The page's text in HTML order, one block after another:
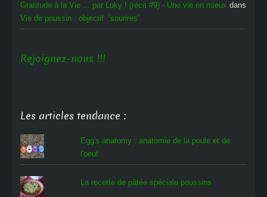
Gratitude à la Vie ... par Luky ! (récit #9) - Une vie en mieux dans
Vie de poussin : objectif ‘sourires’
Rejoignez-nous !!!
Les articles tendance :
Egg's anatomy : anatomie de la poule et de
l'oeuf
La recette de pâtée spéciale poussins